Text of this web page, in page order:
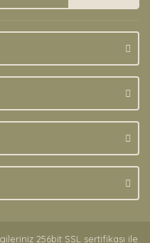
256bit SSL sertifikası ile